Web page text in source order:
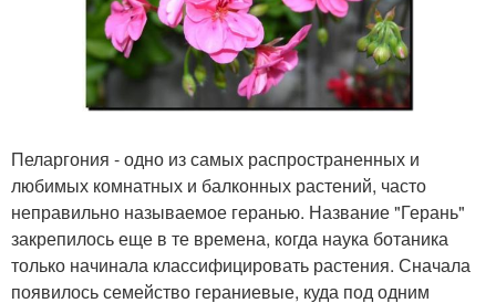
Пеларгония - одно из самых распространенных и
любимых комнатных и балконных растений, часто
неправильно называемое геранью. Название "Герань"
закрепилось еще в те времена, когда наука ботаника
только начинала классифицировать растения. Сначала
появилось семейство гераниевые, куда под одним